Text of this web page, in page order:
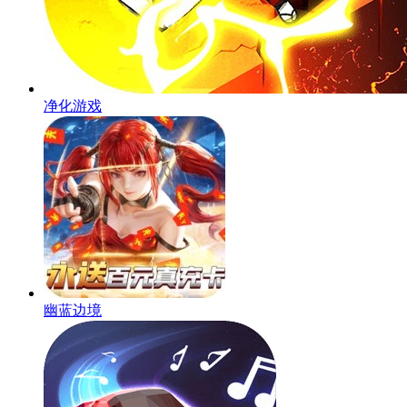
净化游戏
幽蓝边境